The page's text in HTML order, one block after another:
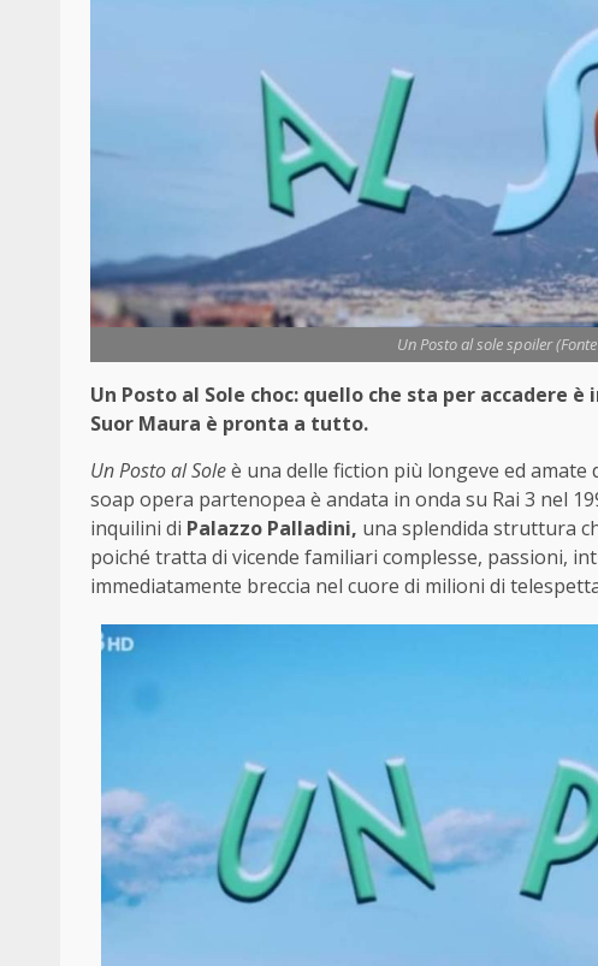
Un Posto al sole spoiler
Un Posto al Sole choc: quello che sta per accadere
Suor Maura è pronta a tutto.
Un Posto al Soleè una delle fiction più longeve ed
soap opera partenopea è andata in onda su Rai 3 nel
inquilini di Palazzo Palladini, una splendida struttura
poiché tratta di vicende familiari complesse, passioni,
immediatamente breccia nel cuore di milioni di